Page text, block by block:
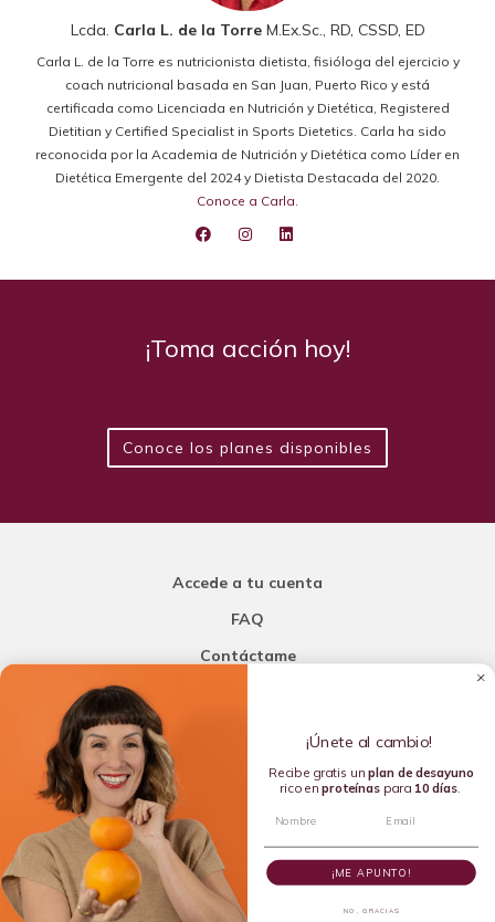
Lcda. Carla L. de la TorreM.Ex.Sc., RD, CSSD, ED
Carla L. de la Torre es nutricionista dietista, fisióloga del ejercicio y
coach nutricional basada en San Juan, Puerto Rico y está
certificada como Licenciada en Nutrición y Dietética, Registered
Dietitian y Certified Specialist in Sports Dietetics. Carla ha sido
reconocida por la Academia de Nutrición y Dietética como Líder en
Dietética Emergente del 2024 y Dietista Destacada del 2020.
Conoce a Carla
¡Toma acción hoy!
Conoce los planes disponibles
Accede a tu cuenta
FAQ
Contáctame
Añade una porción de inteligencia a tu nutrición
Copyright © 2016-2026 Carla L. de la Torre. All rights reserved.
¡Únete al cambio!
Recibe gratis unplan de desayuno
rico enproteínaspara 10 días.
¡ME APUNTO!
NO, GRACIAS